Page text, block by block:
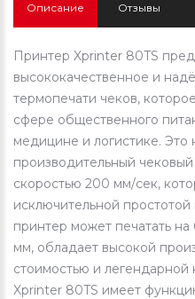
Описание Отзывы
Принтер Xprinter 80TS
высококачественное и
термопечати чеков,
сфере общественного
медицине и логистике.
производительный
скоростью 200 мм/сек,
исключительной простотой
принтер может печатать
мм, обладает высокой
стоимостью и
Xprinter 80TS имеет